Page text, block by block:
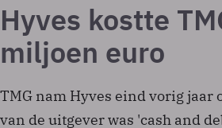
Hyves kostte
miljoen euro
TMG nam Hyves eind vorig jaar
van de uitgever was 'cash and